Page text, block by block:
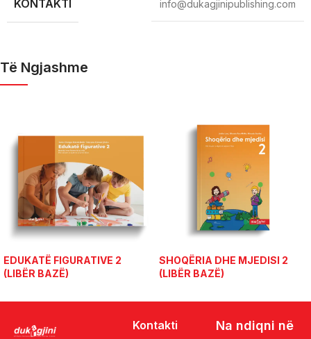
KONTAKTI info@dukagjinipublishing.com
Të Ngjashme
EDUKATË FIGURATIVE 2
(LIBËR BAZË)
SHOQËRIA DHE MJEDISI 2
(LIBËR BAZË)
Kontakti
Na ndiqni në